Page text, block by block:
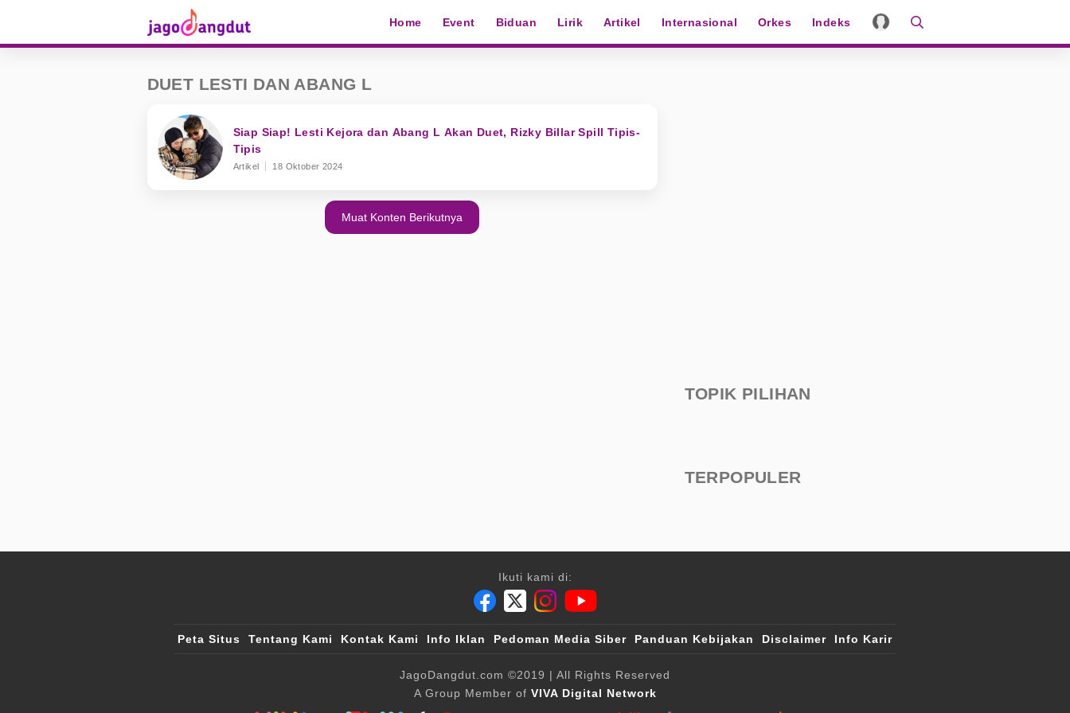
Home Event Biduan Lirik Artikel Internasional Orkes Indeks
DUET LESTI DAN ABANG L
Siap Siap! Lesti Kejora dan Abang L Akan Duet, Rizky Billar Spill Tipis-
Tipis
Artikel 18 Oktober 2024
Muat Konten Berikutnya
TOPIK PILIHAN
TERPOPULER
Ikuti kami di:
Peta Situs Tentang Kami Kontak Kami Info Iklan Pedoman Media Siber Panduan Kebijakan Disclaimer Info Karir
JagoDangdut.com ©2019 | All Rights Reserved
A Group Member of VIVA Digital Network